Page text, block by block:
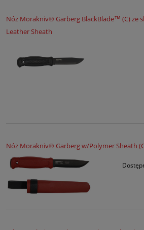
Nóż Morakniv® Garberg BlackBlade™ (C) ze
Leather Sheath
Nóż Morakniv® Garberg w/Polymer Sheath